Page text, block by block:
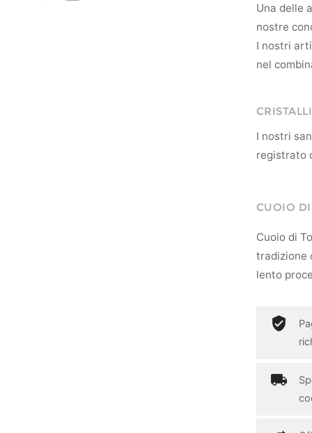
Una delle
nostre
I nostri
nel
I nostri
registrato
CUOIO
Cuoio di
tradizione
lento